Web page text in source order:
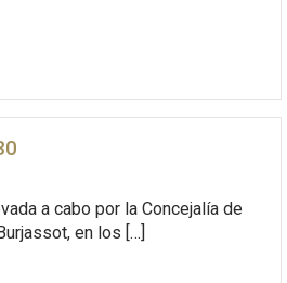
a cabo por la Concejalía de
en los […]